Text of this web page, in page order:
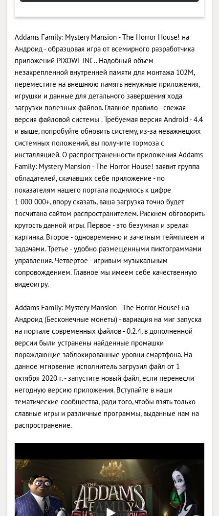
Addams Family: Mystery Mansion - The Horror House! на
Андроид - образцовая игра от всемирного разработчика
приложений PIXOWL INC.. Надобный объем
незакрепленной внутренней памяти для монтажа 102M,
переместите на внешнюю память ненужные приложения,
игрушки и данные для детального завершения хода
загрузки полезных файлов. Главное правило - свежая
версия файловой системы . Требуемая версия Android - 4.4
и выше, попробуйте обновить систему, из-за неважнецких
системных положений, вы получите тормоза с
инсталляцией. О распространенности приложения Addams
Family: Mystery Mansion - The Horror House! заявит группа
обладателей, скачавших себе приложение - по
показателям нашего портала поднялось к цифре
1 000 000+, впору сказать, ваша загрузка точно будет
посчитана сайтом распространителем. Рискнем обговорить
крутость данной игры. Первое - это безумная и зрелая
картинка. Второе - одновременно и зачетным геймплеем и
задачами. Третье - удобно размещенными пиктограммами
управления. Четвертое - игривым музыкальным
сопровождением. Главное мы имеем себе качественную
видеоигру.
Addams Family: Mystery Mansion - The Horror House! на
Андроид (Бесконечные монеты) - вариация на миг запуска
на портале современных файлов - 0.2.4, в дополненной
версии были устранены найденные промашки
пораждающие заблокированные уровни смартфона. На
данное мгновение исполнитель загрузил файл от 1
октября 2020 г. - запустите новый файл, если перенесли
негодную версию приложения. Вступайте в наши
тематические сообщества, ради того, чтобы взять только
славные игры и различные программы, выданные нам на
распространение.